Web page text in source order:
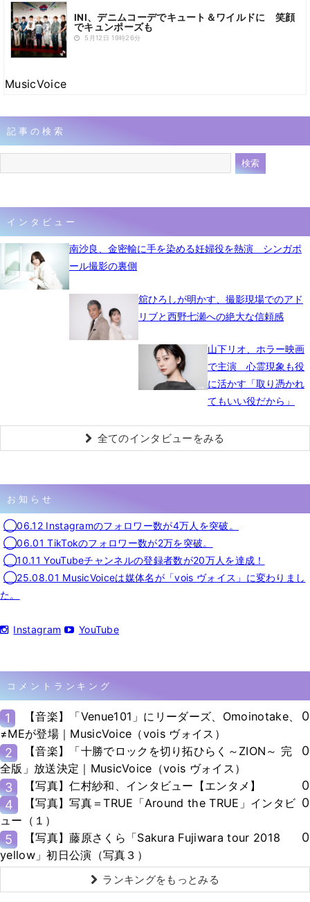
INI、デニムコーデでキュート＆ワイルドに 笑顔
でキュンポーズも
5月12日 19時26分
MusicVoice
記事の検索
インタビュー
南沙良、金密輸に手を染める妊婦役を熱演 シンガポ
ール撮影の裏側
舘ひろしが明かす、撮影現場でのアド
リブと西野七瀬への絶大な信頼感
山下リオ、ホラー映画
で主演 心霊現象も役
に活かす「取り憑かれ
てもいい役だから」
全てのインタビューをみる
お知らせ
◯06.12 Instagramのフォロワー数が4万人を突破。
◯06.01 TikTokのフォロワー数が2万を突破。
◯10.11 YouTubeチャンネルの登録者数が20万人を達成！
◯25.08.01 MusicVoiceは媒体名が「vois ヴォイス」に変わりまし
た。
Instagram YouTube
コメントランキング
1
【音楽】「Venue101」にリーダーズ、Omoinotake、
≠MEが登場｜MusicVoice（vois ヴォイス）
0
2
【音楽】「十勝でロックを切り拓ひらく～ZION～ 完
全版」放送決定｜MusicVoice（vois ヴォイス）
0
3 【写真】仁村紗和、インタビュー【エンタメ】
0
4
【写真】写真＝TRUE「Around the TRUE」インタビ
ュー（１）
0
5
【写真】藤原さくら「Sakura Fujiwara tour 2018
yellow」初日公演（写真３）
0
ランキングをもっとみる